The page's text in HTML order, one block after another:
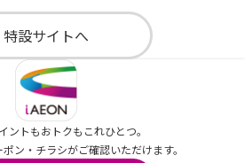
特設サイトへ
ントもおトクもこれひとつ。
ン・チラシがご確認いただけます。